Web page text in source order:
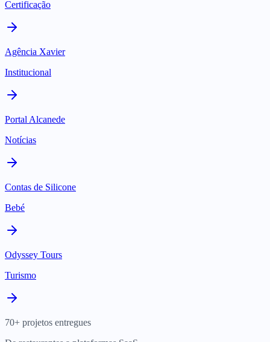
Certificação
Agência Xavier
Institucional
Portal Alcanede
Notícias
Contas de Silicone
Bebé
Odyssey Tours
Turismo
70+ projetos entregues